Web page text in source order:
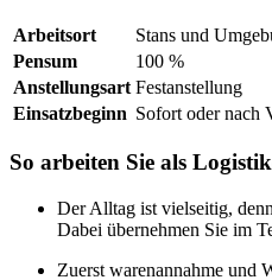
Arbeitsort
Stans und
Pensum
100 %
Anstellungsart Festanstellung
Einsatzbeginn Sofort oder nach
So arbeiten Sie als
Der Alltag ist vielseitig,
Dabei übernehmen Sie im
Zuerst warenannahme und